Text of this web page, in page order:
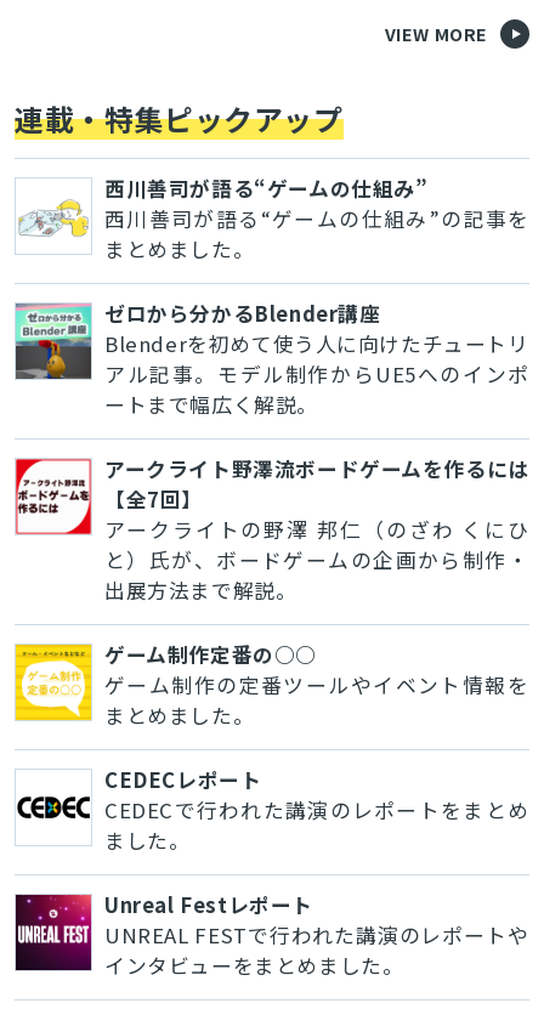
VIEW MORE
連載・特集ピックアップ
西川善司が語る“ゲームの仕組み”
西川善司が語る“ゲームの仕組み”の記事を
まとめました。
ゼロから分かるBlender講座
Blenderを初めて使う人に向けたチュートリ
アル記事。モデル制作からUE5へのインポ
ートまで幅広く解説。
アークライト野澤流ボードゲームを作るには
【全7回】
アークライトの野澤 邦仁（のざわ くにひ
と）氏が、ボードゲームの企画から制作・
出展方法まで解説。
ゲーム制作定番の○○
ゲーム制作の定番ツールやイベント情報を
まとめました。
CEDECレポート
CEDECで行われた講演のレポートをまとめ
ました。
Unreal Festレポート
UNREAL FESTで行われた講演のレポートや
インタビューをまとめました。